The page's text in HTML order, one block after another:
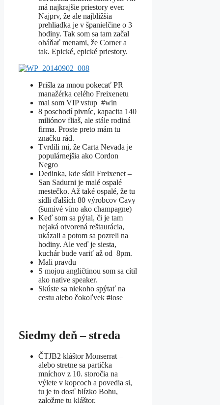
má najkrajšie priestory ever.
Najprv, že ale najbližšia
prehliadka je v španielčine o 3
hodiny. Tak som sa tam začal
oháňať menami, že Corner a
tak. Epické, epické priestory.
Prišla za mnou pokecať PR
manažérka celého Freixenetu
mal som VIP vstup #win
8 poschodí pivníc, kapacita 140
miliónov fliaš, ale stále rodiná
firma. Proste preto mám tu
značku rád.
Tvrdili mi, že Carta Nevada je
populárnejšia ako Cordon
Negro
Dedinka, kde sídli Freixenet –
San Sadurni je malé ospalé
mestečko. Až také ospalé, že tu
sídli ďalších 80 výrobcov Cavy
(šumivé víno ako champagne)
Keď som sa pýtal, či je tam
nejaká otvorená reštaurácia,
ukázali a potom sa pozreli na
hodiny. Ale veď je siesta,
kuchár bude variť až od 8pm.
Mali pravdu
S mojou angličtinou som sa cítil
ako native speaker.
Skúste sa niekoho spýtať na
cestu alebo čokoľvek #lose
Siedmy deň – streda
ČTJB2 kláštor Monserrat –
alebo stretne sa partička
mníchov z 10. storočia na
výlete v kopcoch a povedia si,
tu je to dosť blízko Bohu,
založme tu kláštor.